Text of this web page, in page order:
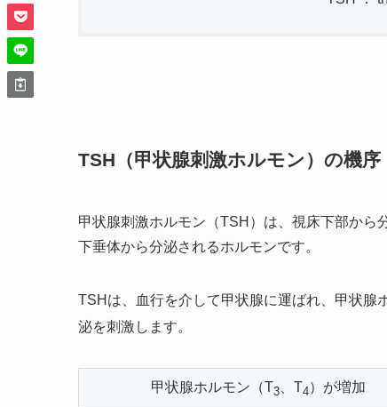
TSH（甲状腺刺激ホルモン）の機序
甲状腺刺激ホルモン（TSH）は、視床下部から
下垂体から分泌されるホルモンです。
TSHは、血行を介して甲状腺に運ばれ、甲状腺
泌を刺激します。
甲状腺ホルモン（T3 、T4）が増加